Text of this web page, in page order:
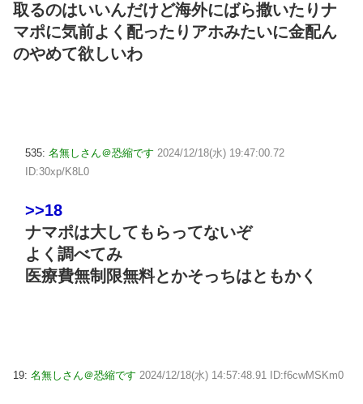
取るのはいいんだけど海外にばら撒いたりナ
マポに気前よく配ったりアホみたいに金配ん
のやめて欲しいわ
535: 名無しさん＠恐縮です 2024/12/18(水) 19:47:00.72
ID:30xp/K8L0
>>18
ナマポは大してもらってないぞ
よく調べてみ
医療費無制限無料とかそっちはともかく
19: 名無しさん＠恐縮です 2024/12/18(水) 14:57:48.91 ID:f6cwMSKm0